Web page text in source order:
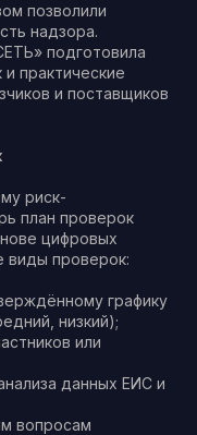
позволили
надзора.
подготовила
практические
и поставщиков
риск-
план проверок
цифровых
виды проверок:
графику
низкий);
или
данных ЕИС и
вопросам